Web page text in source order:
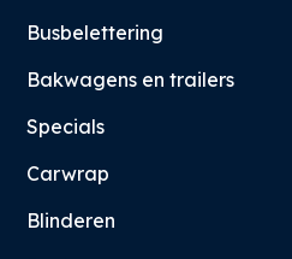
Busbelettering
Bakwagens en trailers
Specials
Carwrap
Blinderen